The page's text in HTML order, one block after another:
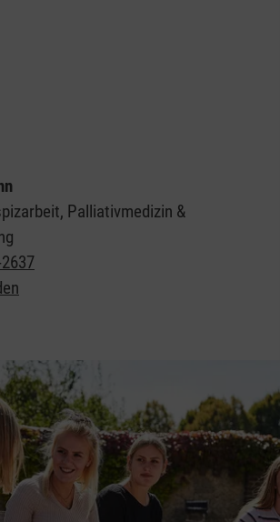
Palliativmedizin &